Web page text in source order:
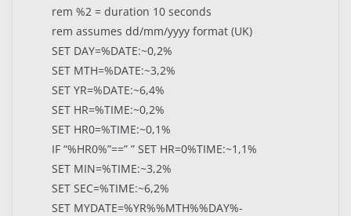
rem %2 = duration 10 seconds
rem assumes dd/mm/yyyy format (UK)
SET DAY=%DATE:~0,2%
SET MTH=%DATE:~3,2%
SET YR=%DATE:~6,4%
SET HR=%TIME:~0,2%
SET HR0=%TIME:~0,1%
IF “%HR0%”==” ” SET HR=0%TIME:~1,1%
SET MIN=%TIME:~3,2%
SET SEC=%TIME:~6,2%
SET MYDATE=%YR%%MTH%%DAY%-